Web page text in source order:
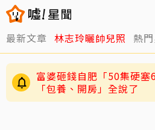
最新文章 林志玲曬帥兒照 熱
富婆砸錢自肥「50集硬
「包養、開房」全說了